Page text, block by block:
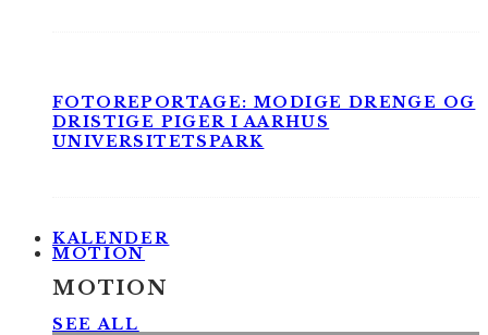
FOTOREPORTAGE: MODIGE DRENGE OG
DRISTIGE PIGER I AARHUS
UNIVERSITETSPARK
KALENDER
MOTION
MOTION
SEE ALL